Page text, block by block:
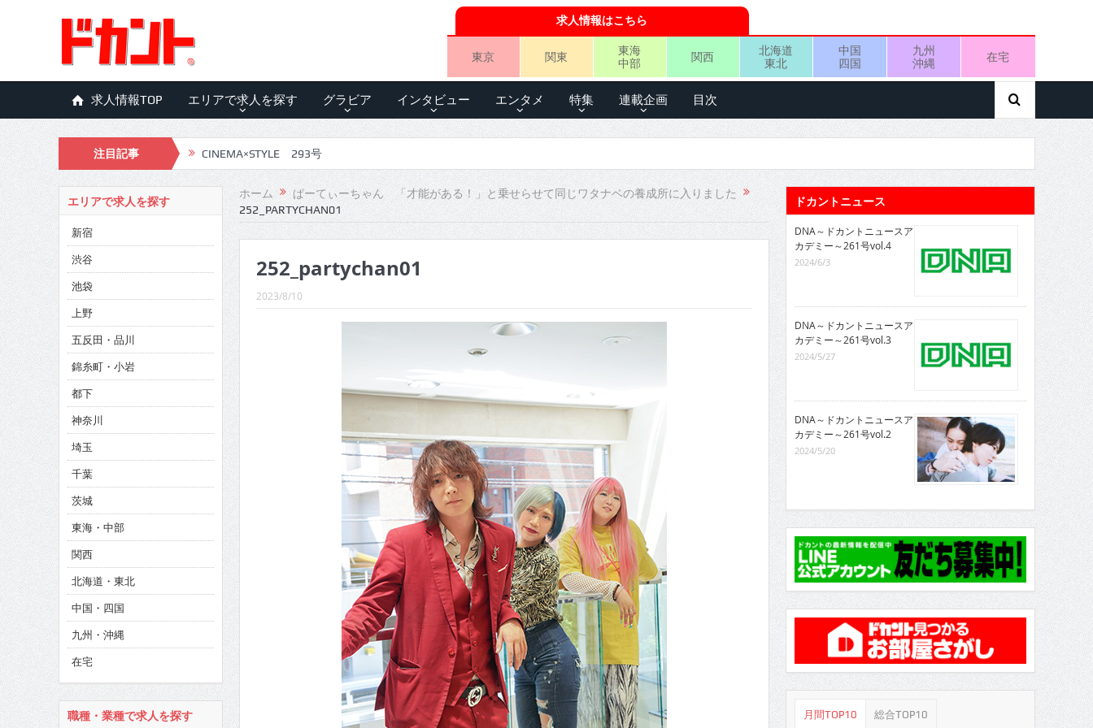
求人情報はこちら
東京 関東
東海
中部
関西
北海道
東北
中国
四国
九州
沖縄
在宅
求人情報TOP エリアで求人を探す グラビア インタビュー エンタメ 特集 連載企画 目次
注目記事 CINEMA×STYLE 293号
CINEMA×STYLE 292号
CINEMA×STYLE 291号
CINEMA×STYLE 290号
CINEMA×STYLE 289号
CINEMA×STYLE 288号
CINEMA×STYLE 286号
CINEMA×STYLE 285号
CINEMA×STYLE 294号
ホーム
ぱーてぃーちゃん 「才能がある！」と乗せらせて同じワタナベの養成所に入りました
252_PARTYCHAN01
252_partychan01
2023/8/10
エリアで求人を探す
新宿
渋谷
池袋
上野
五反田・品川
錦糸町・小岩
都下
神奈川
埼玉
千葉
茨城
東海・中部
関西
北海道・東北
中国・四国
九州・沖縄
在宅
職種・業種で求人を探す
ドカントニュース
DNA～ドカントニュースア
カデミー～261号vol.4
2024/6/3
DNA～ドカントニュースア
カデミー～261号vol.3
2024/5/27
DNA～ドカントニュースア
カデミー～261号vol.2
2024/5/20
月間TOP10 総合TOP10